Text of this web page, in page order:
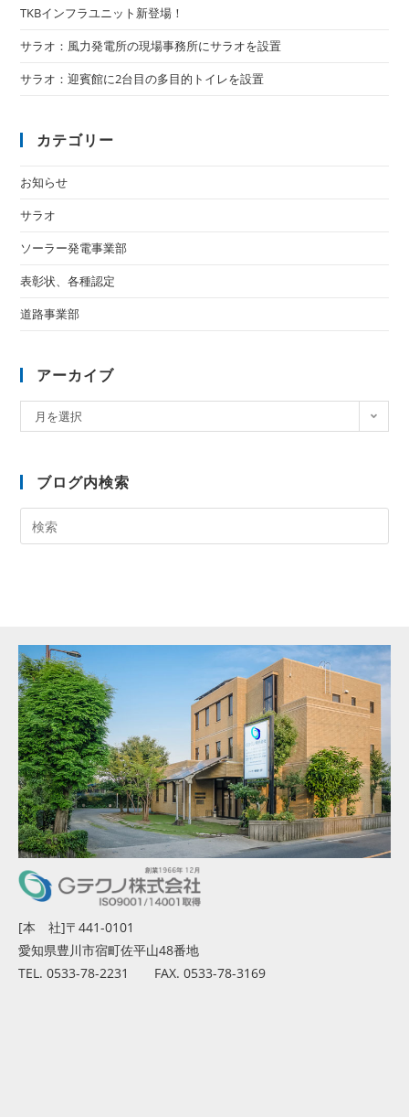
TKBインフラユニット新登場！
サラオ：風力発電所の現場事務所にサラオを設置
サラオ：迎賓館に2台目の多目的トイレを設置
カテゴリー
お知らせ
サラオ
ソーラー発電事業部
表彰状、各種認定
道路事業部
アーカイブ
月を選択
ブログ内検索
[本 社]〒441-0101
愛知県豊川市宿町佐平山48番地
TEL. 0533-78-2231 FAX. 0533-78-3169